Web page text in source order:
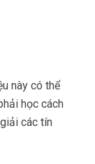
này có thể
học cách
các tín